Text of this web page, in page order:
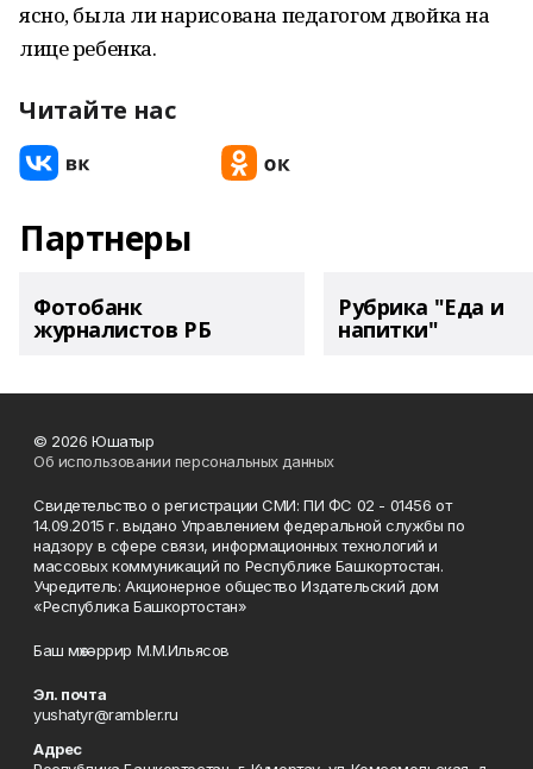
ясно, была ли нарисована педагогом двойка на
лице ребенка.
Читайте нас
Партнеры
Фотобанк
журналистов РБ
Рубрика "Еда и
напитки"
© 2026 Юшатыр
Об использовании персональных данных
Свидетельство о регистрации СМИ: ПИ ФС 02 - 01456 от
14.09.2015 г. выдано Управлением федеральной службы по
надзору в сфере связи, информационных технологий и
массовых коммуникаций по Республике Башкортостан.
Учредитель: Акционерное общество Издательский дом
«Республика Башкортостан»
Баш мөхәррир М.М.Ильясов
Эл. почта
yushatyr@rambler.ru
Адрес